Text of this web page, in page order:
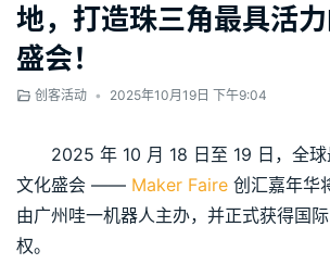
地，打造珠三角最具活
盛会！
创客活动 • 2025年10月19日 下午9:04
2025 年 10 月 18 日至 19 日，全
文化盛会 —— Maker Faire 创汇嘉年华
由广州哇一机器人主办，并正式获得国际
权。